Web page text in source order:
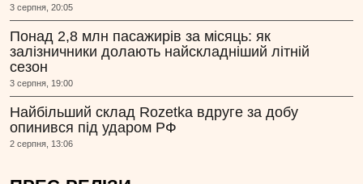
3 серпня, 20:05
Понад 2,8 млн пасажирів за місяць: як
залізничники долають найскладніший літній
сезон
3 серпня, 19:00
Найбільший склад Rozetka вдруге за добу
опинився під ударом РФ
2 серпня, 13:06